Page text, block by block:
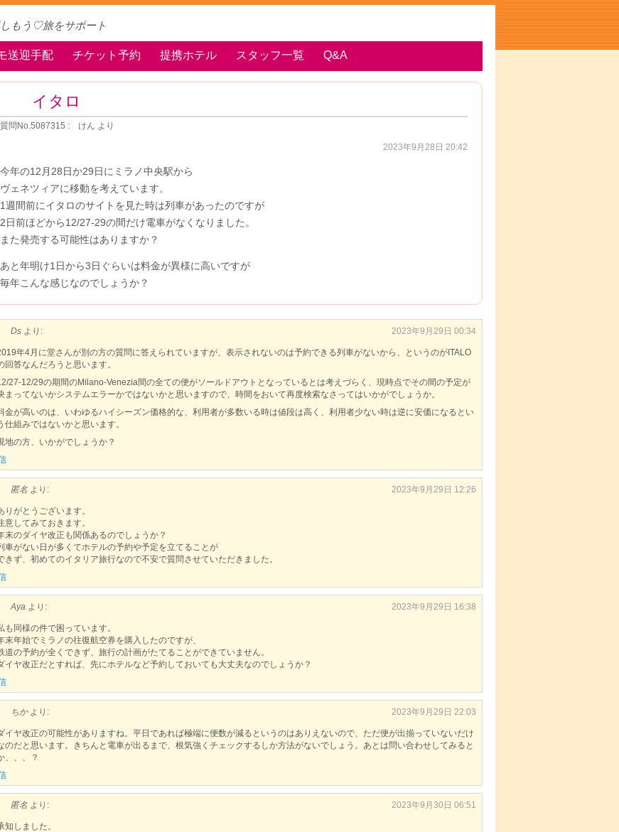
もう♡旅をサポート
送迎手配 チケット予約 提携ホテル スタッフ一覧 Q&A
イタロ
質問No.5087315 : けん より
2023年9月28日 20:42
今年の12月28日か29日にミラノ中央駅から
ヴェネツィアに移動を考えています。
1週間前にイタロのサイトを見た時は列車があったのですが
2日前ほどから12/27-29の間だけ電車がなくなりました。
また発売する可能性はありますか？
あと年明け1日から3日ぐらいは料金が異様に高いですが
毎年こんな感じなのでしょうか？
Ds より: 2023年9月29日 00:34
年4月に堂さんが別の方の質問に答えられていますが、表示されないのは予約できる列車がないから、というのがITALO
回答なんだろうと思います。
27-12/29の期間のMilano-Venezia間の全ての便がソールドアウトとなっているとは考えづらく、現時点でその間の予定が
まってないかシステムエラーかではないかと思いますので、時間をおいて再度検索なさってはいかがでしょうか。
金が高いのは、いわゆるハイシーズン価格的な、利用者が多数いる時は値段は高く、利用者少ない時は逆に安価になるとい
仕組みではないかと思います。
地の方、いかがでしょうか？
匿名 より: 2023年9月29日 12:26
りがとうございます。
意してみておきます。
末のダイヤ改正も関係あるのでしょうか？
車がない日が多くてホテルの予約や予定を立てることが
きず、初めてのイタリア旅行なので不安で質問させていただきました。
Aya より: 2023年9月29日 16:38
も同様の件で困っています。
末年始でミラノの往復航空券を購入したのですが、
道の予約が全くできず、旅行の計画がたてることができていません。
イヤ改正だとすれば、先にホテルなど予約しておいても大丈夫なのでしょうか？
ちか より: 2023年9月29日 22:03
イヤ改正の可能性がありますね。平日であれば極端に便数が減るというのはありえないので、ただ便が出揃っていないだけ
のだと思います。きちんと電車が出るまで、根気強くチェックするしか方法がないでしょう。あとは問い合わせしてみると
、、、？
匿名 より: 2023年9月30日 06:51
知しました。